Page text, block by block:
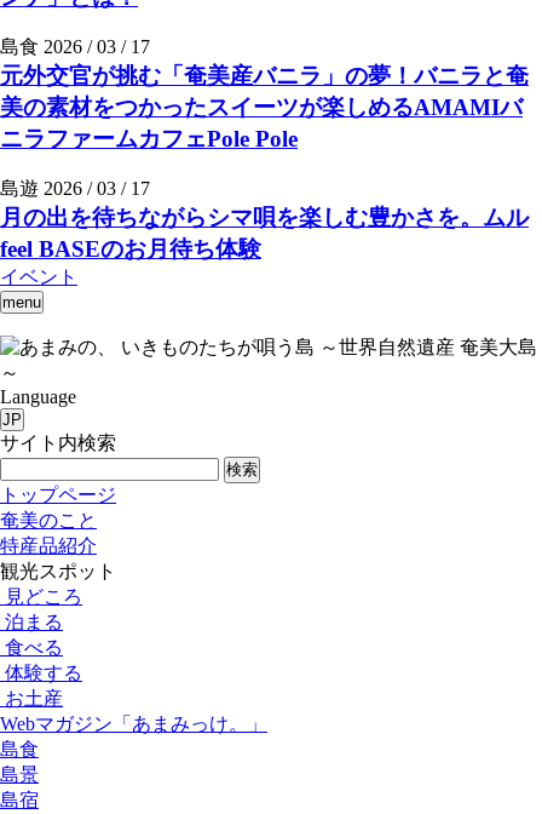
島食 2026 / 03 / 17
元外交官が挑む「奄美産バニラ」の夢！バニラと奄
美の素材をつかったスイーツが楽しめるAMAMIバ
ニラファームカフェPole Pole
島遊 2026 / 03 / 17
月の出を待ちながらシマ唄を楽しむ豊かさを。ムル
feel BASEのお月待ち体験
イベント
menu
いきものたちが唄う島 ～世界自然遺産 奄美大島
～
Language
JP
サイト内検索
検索
トップページ
奄美のこと
特産品紹介
観光スポット
見どころ
泊まる
食べる
体験する
お土産
Webマガジン「あまみっけ。」
島食
島景
島宿